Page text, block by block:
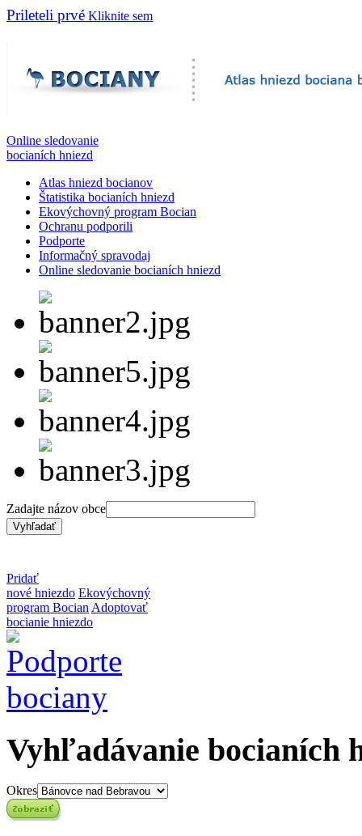
Prileteli prvé Kliknite sem
Online sledovanie
bocianích hniezd
Atlas hniezd bocianov
Štatistika bocianích hniezd
Ekovýchovný program Bocian
Ochranu podporili
Podporte
Informačný spravodaj
Online sledovanie bocianích hniezd
Zadajte názov obce
Pridať
nové hniezdo Ekovýchovný
program Bocian Adoptovať
bocianie hniezdo
Vyhľadávanie bocianích
Okres